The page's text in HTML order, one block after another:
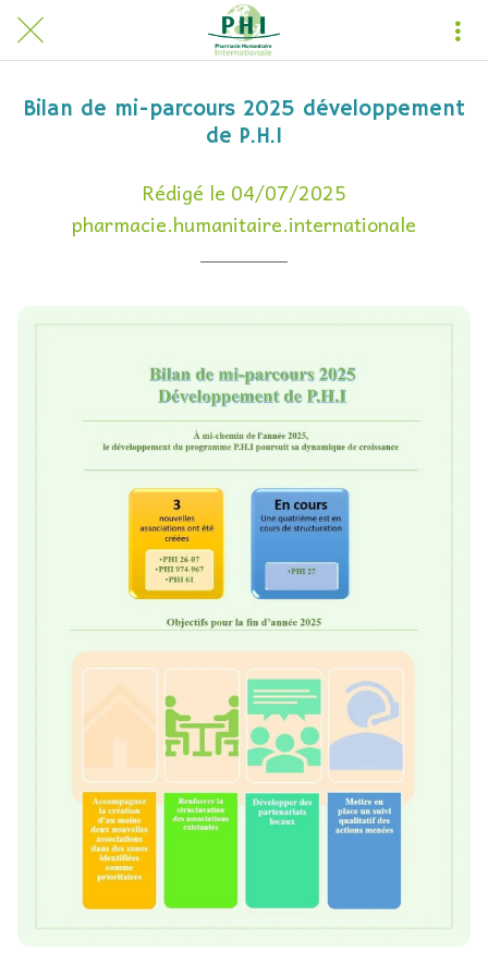
Bilan de mi-parcours 2025 développement
de P.H.I
Rédigé le 04/07/2025
pharmacie.humanitaire.internationale